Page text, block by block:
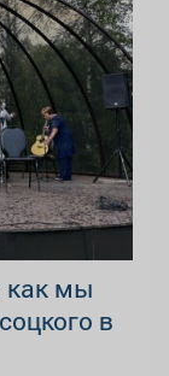
как мы
в